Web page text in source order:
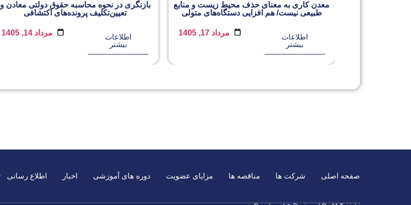
معدن کاری به معنای حذف محیط زیست و منابع
طبیعی نیست/ هم افزایی دستگاه‌های متولی
اطلاعات
بیشتر
مرداد 17, 1405
بازنگری در نحوه محاسبه حقوق دولتی معادن و
تعیین‌تکلیف پرونده‌های اکتشافی
اطلاعات
بیشتر
مرداد 14, 1405
صفحه اصلی شرکت ها مناقصه ها مزایای عضویت دوره های آموزشی اخبار اطلاع رسانی